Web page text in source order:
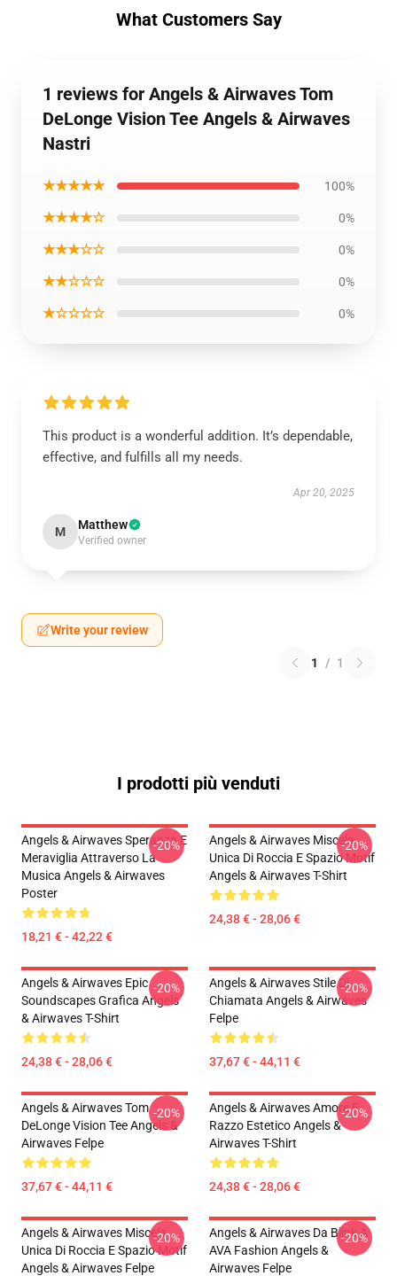
What Customers Say
1 reviews for Angels & Airwaves Tom
DeLonge Vision Tee Angels & Airwaves
Nastri
★★★★★ 100%
★★★★☆ 0%
★★★☆☆ 0%
★★☆☆☆ 0%
★☆☆☆☆ 0%
This product is a wonderful addition. It’s dependable,
effective, and fulfills all my needs.
Apr 20, 2025
M Matthew
Verified owner
Write your review
1 / 1
I prodotti più venduti
Angels & Airwaves Speranza E
Meraviglia Attraverso La
Musica Angels & Airwaves
Poster
18,21 € - 42,22 €
-20%
Angels & Airwaves Miscela
Unica Di Roccia E Spazio Motif
Angels & Airwaves T-Shirt
24,38 € - 28,06 €
-20%
Angels & Airwaves Epic
Soundscapes Grafica Angels
& Airwaves T-Shirt
24,38 € - 28,06 €
-20%
Angels & Airwaves Stile Di
Chiamata Angels & Airwaves
Felpe
37,67 € - 44,11 €
-20%
Angels & Airwaves Tom
DeLonge Vision Tee Angels &
Airwaves Felpe
37,67 € - 44,11 €
-20%
Angels & Airwaves Amore E
Razzo Estetico Angels &
Airwaves T-Shirt
24,38 € - 28,06 €
-20%
Angels & Airwaves Miscela
Unica Di Roccia E Spazio Motif
Angels & Airwaves Felpe
-20%
Angels & Airwaves Da Blink A
AVA Fashion Angels &
Airwaves Felpe
-20%